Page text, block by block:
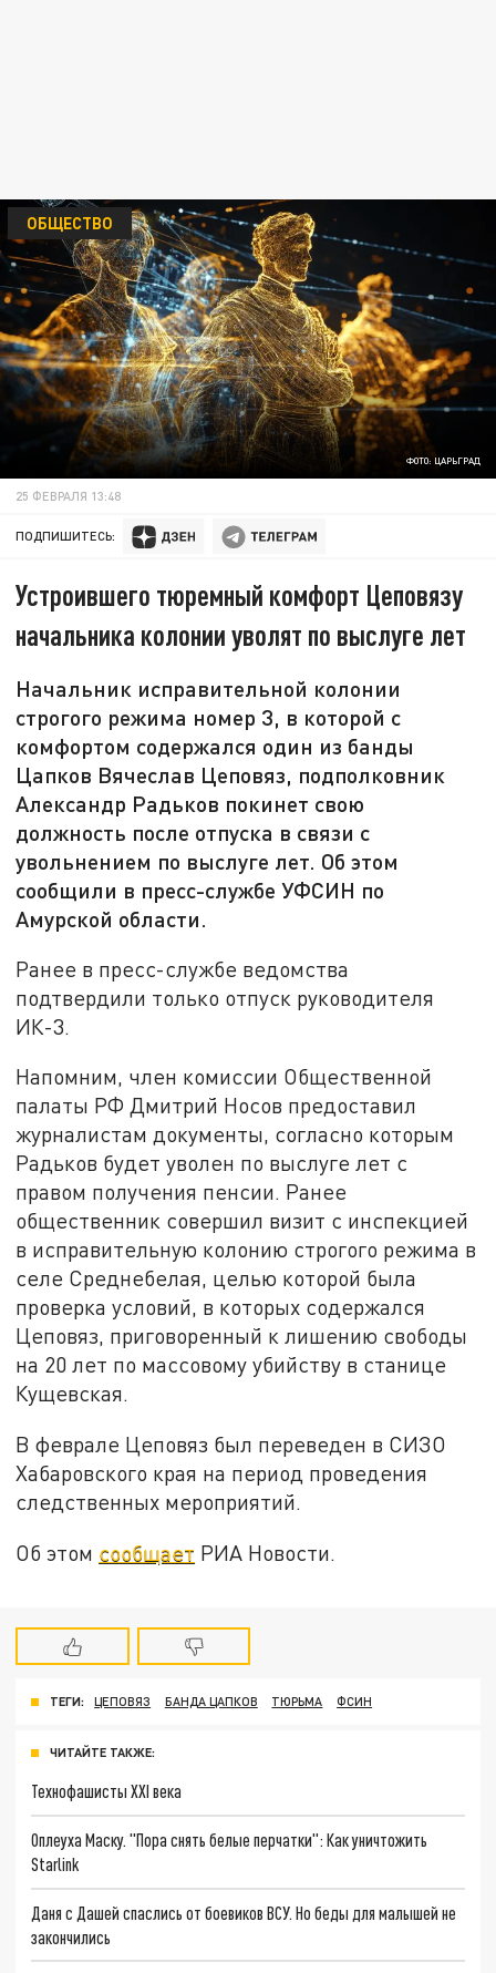
ФОТО: ЦАРЬГРАД
ОБЩЕСТВО
25 ФЕВРАЛЯ 13:48
ПОДПИШИТЕСЬ:
Устроившего тюремный комфорт Цеповязу
начальника колонии уволят по выслуге лет
Начальник исправительной колонии
строгого режима номер 3, в которой с
комфортом содержался один из банды
Цапков Вячеслав Цеповяз, подполковник
Александр Радьков покинет свою
должность после отпуска в связи с
увольнением по выслуге лет. Об этом
сообщили в пресс-службе УФСИН по
Амурской области.
Ранее в пресс-службе ведомства
подтвердили только отпуск руководителя
ИК-3.
Напомним, член комиссии Общественной
палаты РФ Дмитрий Носов предоставил
журналистам документы, согласно которым
Радьков будет уволен по выслуге лет с
правом получения пенсии. Ранее
общественник совершил визит с инспекцией
в исправительную колонию строгого режима в
селе Среднебелая, целью которой была
проверка условий, в которых содержался
Цеповяз, приговоренный к лишению свободы
на 20 лет по массовому убийству в станице
Кущевская.
В феврале Цеповяз был переведен в СИЗО
Хабаровского края на период проведения
следственных мероприятий.
Об этом сообщает РИА Новости.
ТЕГИ: ЦЕПОВЯЗ БАНДА ЦАПКОВ ТЮРЬМА ФСИН
ЧИТАЙТЕ ТАКЖЕ:
Технофашисты XXI века
Оплеуха Маску. "Пора снять белые перчатки": Как уничтожить
Starlink
Даня с Дашей спаслись от боевиков ВСУ. Но беды для малышей не
закончились